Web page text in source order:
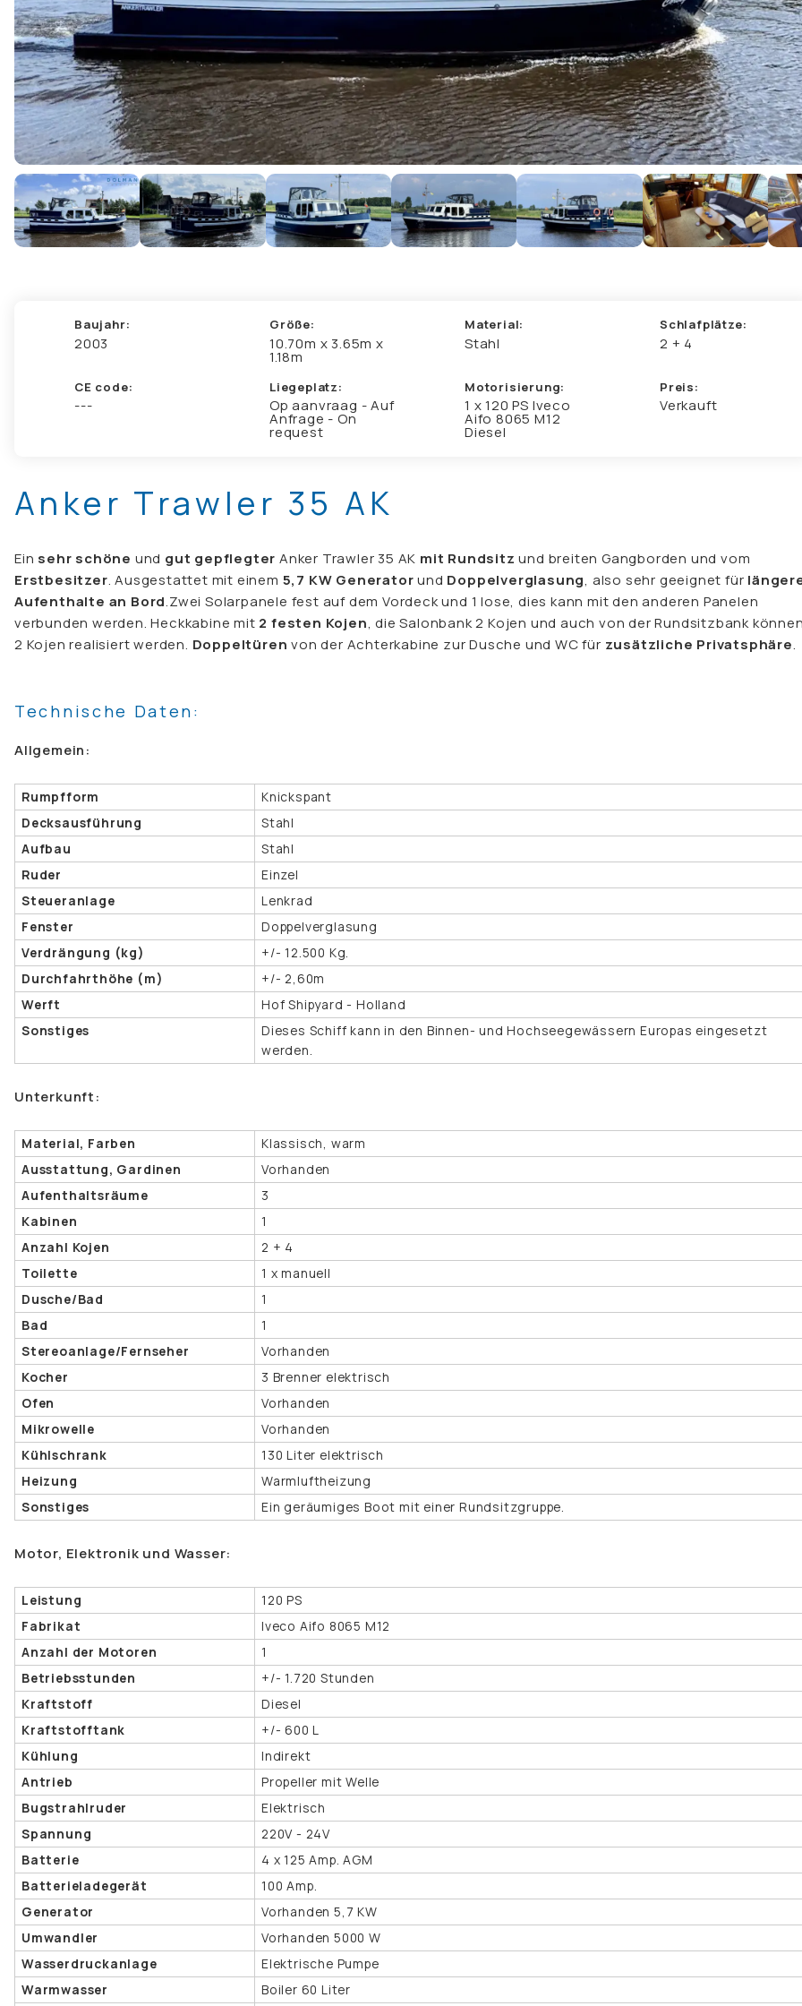
Baujahr:
2003
Größe:
10.70m x 3.65m x
1.18m
Material:
Stahl
Schlafplätze:
2 + 4
CE code:
---
Liegeplatz:
Op aanvraag - Auf
Anfrage - On
request
Motorisierung:
1 x 120 PS Iveco
Aifo 8065 M12
Diesel
Preis:
Verkauft
Anker Trawler 35 AK
Ein sehr schöne und gut gepflegter Anker Trawler 35 AK mit Rundsitz und breiten Gangborden und vom
Erstbesitzer. Ausgestattet mit einem 5,7 KW Generatorund Doppelverglasung, also sehr geeignet für
Aufenthalte an Bord.Zwei Solarpanele fest auf dem Vordeck und 1 lose, dies kann mit den anderen Panelen
verbunden werden. Heckkabine mit 2 festen Kojen, die Salonbank 2 Kojen und auch von der Rundsitzbank
2 Kojen realisiert werden. Doppeltüren von der Achterkabine zur Dusche und WC für zusätzliche Privatsphäre.
Technische Daten:
Allgemein:
Rumpfform
Knickspant
Decksausführung
Stahl
Aufbau
Stahl
Ruder
Einzel
Steueranlage
Lenkrad
Fenster
Doppelverglasung
Verdrängung (kg)
+/- 12.500 Kg.
Durchfahrthöhe (m)
+/- 2,60m
Werft
Hof Shipyard - Holland
Sonstiges
Dieses Schiff kann in den Binnen- und Hochseegewässern Europas eingesetzt
werden.
Unterkunft:
Material, Farben
Klassisch, warm
Ausstattung, Gardinen
Vorhanden
Aufenthaltsräume
3
Kabinen
1
Anzahl Kojen
2 + 4
Toilette
1 x manuell
Dusche/Bad
1
Bad
1
Stereoanlage/Fernseher
Vorhanden
Kocher
3 Brenner elektrisch
Ofen
Vorhanden
Mikrowelle
Vorhanden
Kühlschrank
130 Liter elektrisch
Heizung
Warmluftheizung
Sonstiges
Ein geräumiges Boot mit einer Rundsitzgruppe.
Motor, Elektronik und Wasser:
Leistung
120 PS
Fabrikat
Iveco Aifo 8065 M12
Anzahl der Motoren
1
Betriebsstunden
+/- 1.720 Stunden
Kraftstoff
Diesel
Kraftstofftank
+/- 600 L
Kühlung
Indirekt
Antrieb
Propeller mit Welle
Bugstrahlruder
Elektrisch
Spannung
220V - 24V
Batterie
4 x 125 Amp. AGM
Batterieladegerät
100 Amp.
Generator
Vorhanden 5,7 KW
Umwandler
Vorhanden 5000 W
Wasserdruckanlage
Elektrische Pumpe
Warmwasser
Boiler 60 Liter